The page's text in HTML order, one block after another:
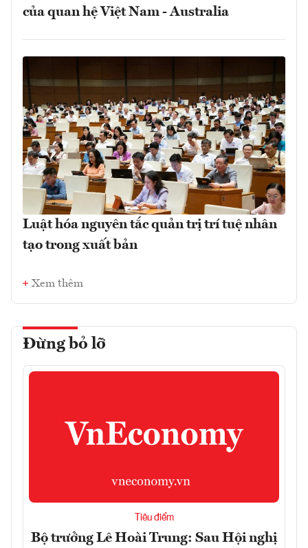
của quan hệ Việt Nam - Australia
Luật hóa nguyên tắc quản trị trí tuệ nhân
tạo trong xuất bản
Xem thêm
Đừng bỏ lỡ
Tiêu điểm
Bộ trưởng Lê Hoài Trung: Sau Hội nghị